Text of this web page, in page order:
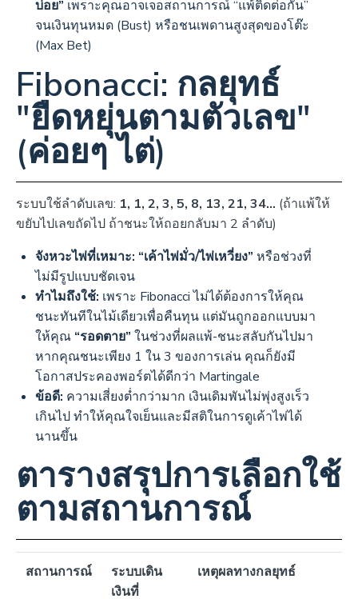
บ่อย” เพราะคุณอาจเจอสถานการณ์ “แพ้ติดต่อกัน”
จนเงินทุนหมด (Bust) หรือชนเพดานสูงสุดของโต๊ะ
(Max Bet)
Fibonacci: กลยุทธ์
"ยืดหยุ่นตามตัวเลข"
(ค่อยๆ ไต่)
ระบบใช้ลำดับเลข: 1, 1, 2, 3, 5, 8, 13, 21, 34… (ถ้าแพ้ให้
ขยับไปเลขถัดไป ถ้าชนะให้ถอยกลับมา 2 ลำดับ)
จังหวะไพ่ที่เหมาะ: “เค้าไพ่มั่ว/ไพ่เหวี่ยง” หรือช่วงที่
ไม่มีรูปแบบชัดเจน
ทำไมถึงใช้: เพราะ Fibonacci ไม่ได้ต้องการให้คุณ
ชนะทันทีในไม้เดียวเพื่อคืนทุน แต่มันถูกออกแบบมา
ให้คุณ “รอดตาย” ในช่วงที่ผลแพ้-ชนะสลับกันไปมา
หากคุณชนะเพียง 1 ใน 3 ของการเล่น คุณก็ยังมี
โอกาสประคองพอร์ตได้ดีกว่า Martingale
ข้อดี: ความเสี่ยงต่ำกว่ามาก เงินเดิมพันไม่พุ่งสูงเร็ว
เกินไป ทำให้คุณใจเย็นและมีสติในการดูเค้าไพ่ได้
นานขึ้น
ตารางสรุปการเลือกใช้
ตามสถานการณ์
สถานการณ์
ระบบเดิน
เงินที่
เหตุผลทางกลยุทธ์